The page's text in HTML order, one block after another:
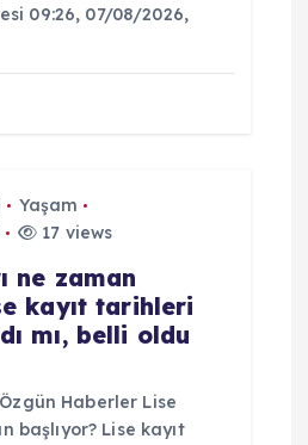
09:26, 07/08/2026,
Yaşam
17 views
ne zaman
kayıt tarihleri
mı, belli oldu
Haberler Lise
başlıyor? Lise kayıt